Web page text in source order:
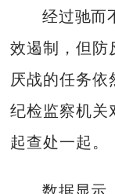
经过驰而
效遏制，但防
厌战的任务依
纪检监察机关
起查处一起。